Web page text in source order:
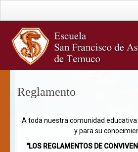
Inicio
Escuela
Documentos Oficiales
Historia
Estamentos
Reglamento
A toda nuestra comunidad
y para su
"LOS REGLAMENTOS DE